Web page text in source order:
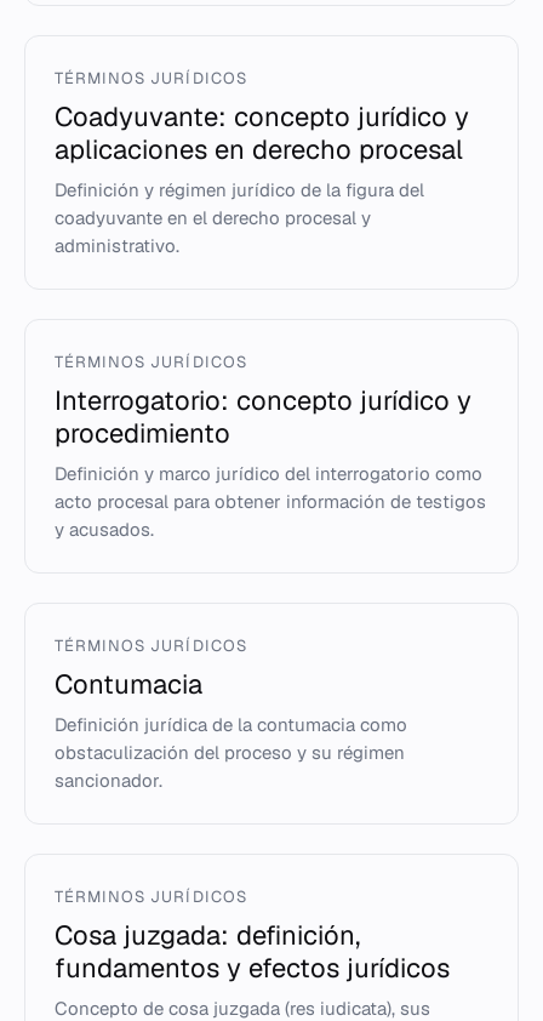
TÉRMINOS JURÍDICOS
Coadyuvante: concepto jurídico y
aplicaciones en derecho procesal
Definición y régimen jurídico de la figura del
coadyuvante en el derecho procesal y
administrativo.
TÉRMINOS JURÍDICOS
Interrogatorio: concepto jurídico y
procedimiento
Definición y marco jurídico del interrogatorio como
acto procesal para obtener información de testigos
y acusados.
TÉRMINOS JURÍDICOS
Contumacia
Definición jurídica de la contumacia como
obstaculización del proceso y su régimen
sancionador.
TÉRMINOS JURÍDICOS
Cosa juzgada: definición,
fundamentos y efectos jurídicos
Concepto de cosa juzgada (res iudicata), sus